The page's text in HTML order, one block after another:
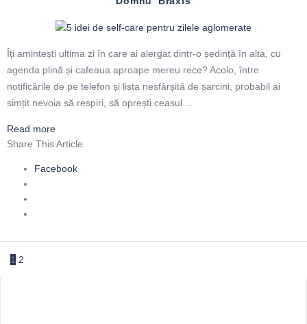
Îți amintești ultima zi în care ai alergat dintr-o ședință în alta, cu
agenda plină și cafeaua aproape mereu rece? Acolo, între
notificările de pe telefon și lista nesfârșită de sarcini, probabil ai
simțit nevoia să respiri, să oprești ceasul ...
Read more
Share This Article
Facebook
1 2